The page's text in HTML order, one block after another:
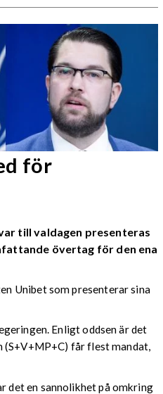
för
till valdagen presenteras
övertag för den ena
Unibet som presenterar sina
Enligt oddsen är det
får flest mandat,
det en sannolikhet på omkring